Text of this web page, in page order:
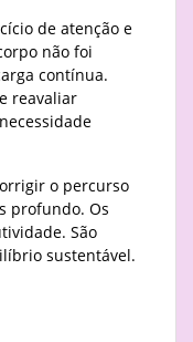
de atenção e
não foi
contínua.
reavaliar
o percurso
profundo. Os
São
sustentável.